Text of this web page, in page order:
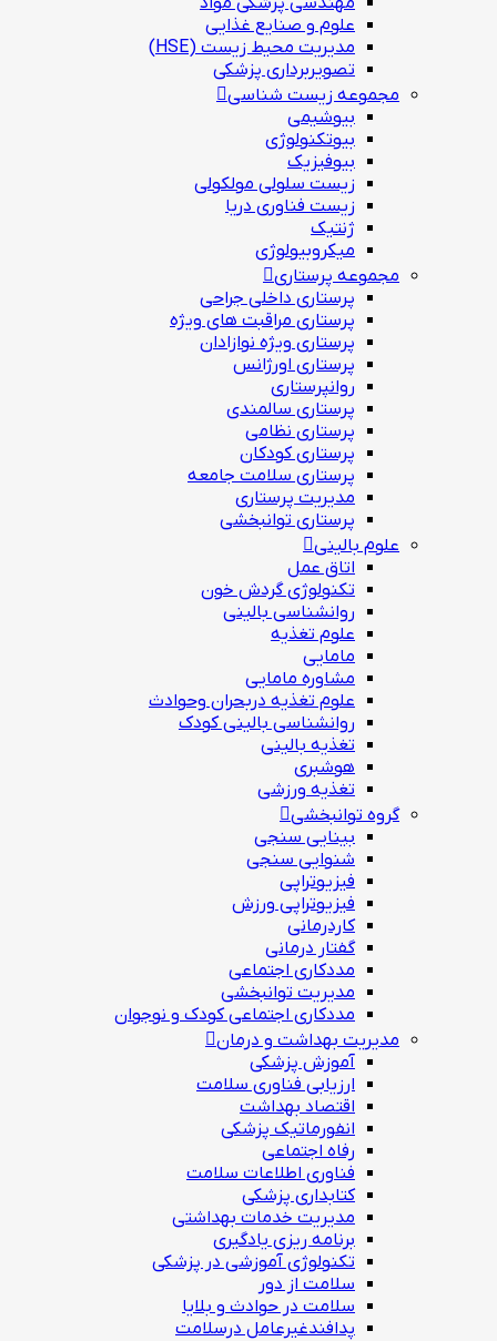
علوم و صنايع غذایی
مدیریت محیط زیست (HSE)
تصویربرداری پزشکی
مجموعه زیست شناسی
بیوشیمی
بیوتکنولوژی
بیوفیزیک
زیست سلولی مولکولی
زیست فناوری دریا
ژنتیک
میکروبیولوژی
مجموعه پرستاری
پرستاری داخلی جراحی
پرستاری مراقبت های ويژه
پرستاری ويژه نوازادان
پرستاری اورژانس
روانپرستاری
پرستاری سالمندی
پرستاری نظامی
پرستاری کودکان
پرستاری سلامت جامعه
مدیریت پرستاری
پرستاری توانبخشی
علوم بالینی
اتاق عمل
تکنولوژی گردش خون
روانشناسی بالینی
علوم تغذیه
مامایی
مشاوره مامایی
علوم تغذیه دربحران وحوادث
روانشناسی بالینی کودک
تغذیه بالینی
هوشبری
تغذيه ورزشي
گروه توانبخشی
بینایی سنجی
شنوایی سنجی
فیزیوتراپی
فیزیوتراپی ورزش
کاردرمانی
گفتار درمانی
مددکاری اجتماعی
مديريت توانبخشی
مددکاري اجتماعي کودک و نوجوان
مدیریت بهداشت و درمان
آموزش پزشکی
ارزیابی فناوری سلامت
اقتصاد بهداشت
انفورماتیک پزشکی
رفاه اجتماعی
فناوری اطلاعات سلامت
کتابداری پزشکی
مديريت خدمات بهداشتی
برنامه ریزی یادگیری
تکنولوژی آموزشی در پزشکی
سلامت از دور
سلامت در حوادث و بلایا
پدافندغیرعامل درسلامت